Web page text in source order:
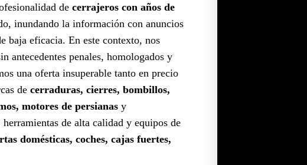
de cerrajeros con años de
inundando la información con anuncios
baja eficacia. En este contexto, nos
antecedentes penales, homologados y
una oferta insuperable tanto en precio
de cerraduras, cierres, bombillos,
motores de persianas y
de alta calidad y equipos de
domésticas, coches, cajas fuertes,